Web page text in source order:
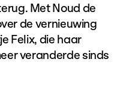
Met Noud de
de vernieuwing
Felix, die haar
veranderde sinds